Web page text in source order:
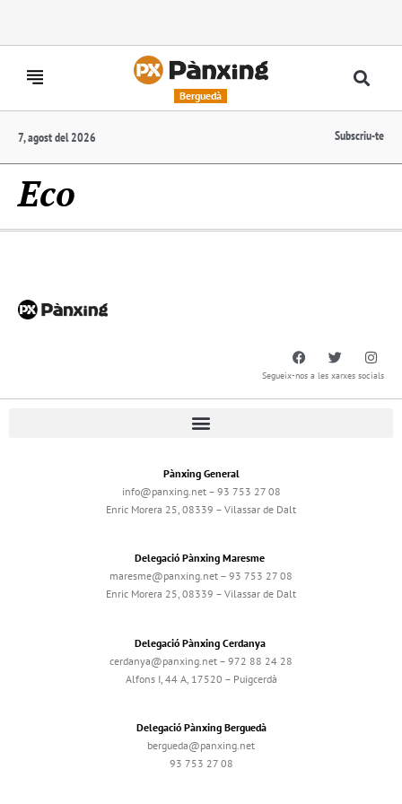
Berguedà
7, agost del 2026 Subscriu-te
Eco
Segueix-nos a les xarxes socials
Pànxing General
info@panxing.net – 93 753 27 08
Enric Morera 25, 08339 – Vilassar de Dalt
Delegació Pànxing Maresme
maresme@panxing.net – 93 753 27 08
Enric Morera 25, 08339 – Vilassar de Dalt
Delegació Pànxing Cerdanya
cerdanya@panxing.net – 972 88 24 28
Alfons I, 44 A, 17520 – Puigcerdà
Delegació Pànxing Berguedà
bergueda@panxing.net
93 753 27 08